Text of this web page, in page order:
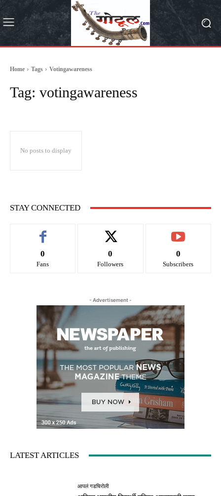
Home Tags Votingawareness
Tag: votingawareness
No posts to display
STAY CONNECTED
0
Fans
0
Followers
0
Subscribers
- Advertisement -
LATEST ARTICLES
आपलं गडचिरोली